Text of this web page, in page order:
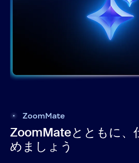
ZoomMate
ZoomMateとともに、
めましょう